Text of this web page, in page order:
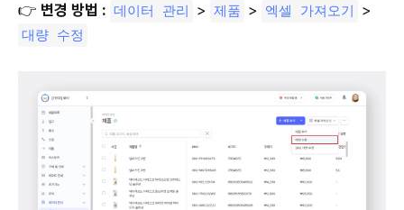
👉 변경 방법 : 데이터 관리 > 제품 > 엑셀 가져오기 >
대량 수정